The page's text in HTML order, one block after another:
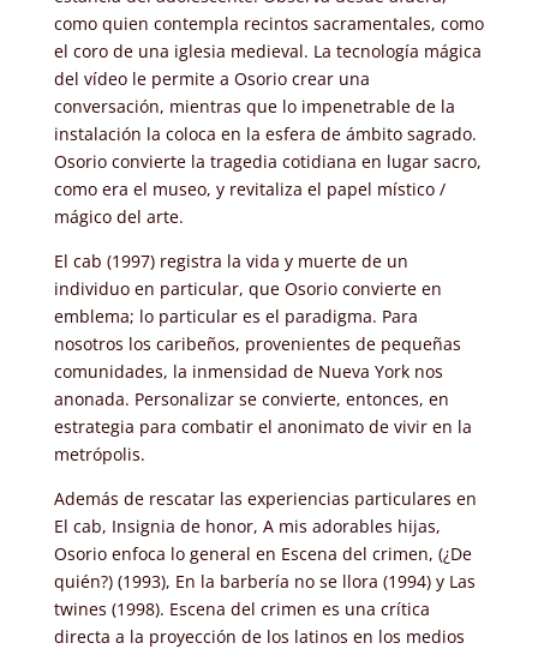
como quien contempla recintos sacramentales, como
el coro de una iglesia medieval. La tecnología mágica
del vídeo le permite a Osorio crear una
conversación, mientras que lo impenetrable de la
instalación la coloca en la esfera de ámbito sagrado.
Osorio convierte la tragedia cotidiana en lugar sacro,
como era el museo, y revitaliza el papel místico /
mágico del arte.
El cab (1997) registra la vida y muerte de un
individuo en particular, que Osorio convierte en
emblema; lo particular es el paradigma. Para
nosotros los caribeños, provenientes de pequeñas
comunidades, la inmensidad de Nueva York nos
anonada. Personalizar se convierte, entonces, en
estrategia para combatir el anonimato de vivir en la
metrópolis.
Además de rescatar las experiencias particulares en
El cab, Insignia de honor, A mis adorables hijas,
Osorio enfoca lo general en Escena del crimen, (¿De
quién?) (1993), En la barbería no se llora (1994) y Las
twines (1998). Escena del crimen es una crítica
directa a la proyección de los latinos en los medios